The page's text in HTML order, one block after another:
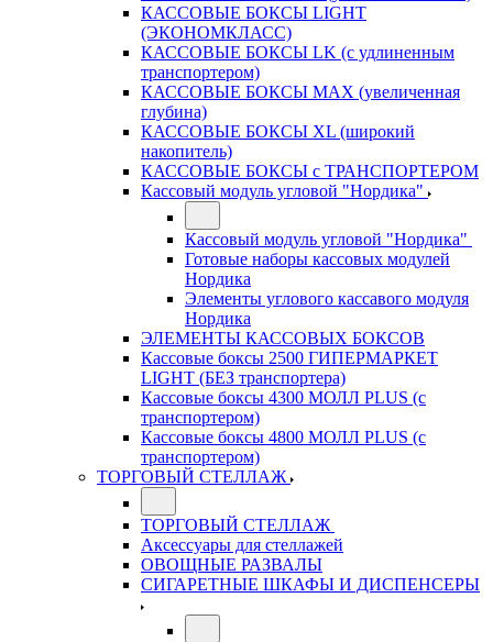
КАССОВЫЕ БОКСЫ LIGHT
(ЭКОНОМКЛАСС)
КАССОВЫЕ БОКСЫ LK (с удлиненным
транспортером)
КАССОВЫЕ БОКСЫ MAX (увеличенная
глубина)
КАССОВЫЕ БОКСЫ XL (широкий
накопитель)
КАССОВЫЕ БОКСЫ с ТРАНСПОРТЕРОМ
Кассовый модуль угловой "Нордика"
Кассовый модуль угловой "Нордика"
Готовые наборы кассовых модулей
Нордика
Элементы углового кассавого модуля
Нордика
ЭЛЕМЕНТЫ КАССОВЫХ БОКСОВ
Кассовые боксы 2500 ГИПЕРМАРКЕТ
LIGHT (БЕЗ транспортера)
Кассовые боксы 4300 МОЛЛ PLUS (с
транспортером)
Кассовые боксы 4800 МОЛЛ PLUS (с
транспортером)
ТОРГОВЫЙ СТЕЛЛАЖ
ТОРГОВЫЙ СТЕЛЛАЖ
Аксессуары для стеллажей
ОВОЩНЫЕ РАЗВАЛЫ
СИГАРЕТНЫЕ ШКАФЫ И ДИСПЕНСЕРЫ